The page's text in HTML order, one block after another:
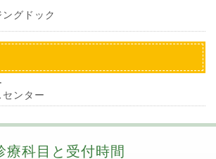
グドック
ンター
療科目と受付時間